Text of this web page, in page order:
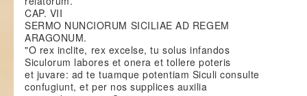
CAP. VII
SERMO NUNCIORUM SICILIAE AD REGEM
ARAGONUM.
"O rex inclite, rex excelse, tu solus infandos
Siculorum labores et onera et tollere poteris
et juvare: ad te tuamque potentiam Siculi consulte
confugiunt, et per nos supplices auxilia